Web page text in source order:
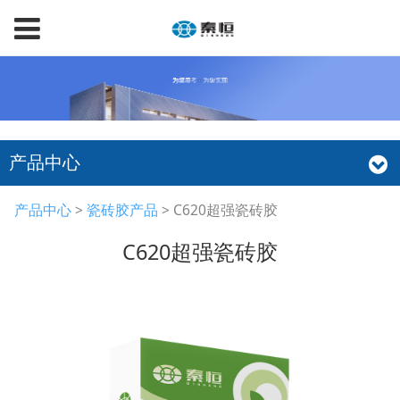
产品中心
C620超强瓷砖胶
产品中心> 瓷砖胶产品 > C620超强瓷砖胶
C620超强瓷砖胶